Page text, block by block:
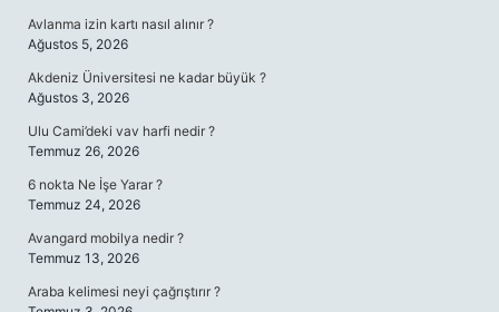
Avlanma izin kartı nasıl alınır ?
Ağustos 5, 2026
Akdeniz Üniversitesi ne kadar büyük ?
Ağustos 3, 2026
Ulu Cami’deki vav harfi nedir ?
Temmuz 26, 2026
6 nokta Ne İşe Yarar ?
Temmuz 24, 2026
Avangard mobilya nedir ?
Temmuz 13, 2026
Araba kelimesi neyi çağrıştırır ?